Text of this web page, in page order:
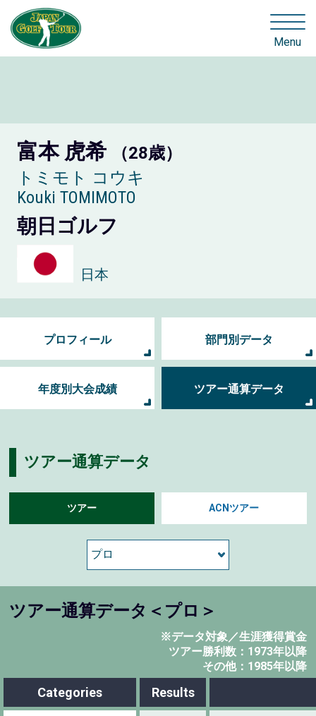
Menu
富本 虎希
（28歳）
トミモト コウキ
Kouki TOMIMOTO
朝日ゴルフ
日本
プロフィール 部門別データ
年度別大会成績 ツアー通算データ
ツアー通算データ
ツアー ACNツアー
ツアー通算データ＜プロ＞
※データ対象／生涯獲得賞金
ツアー勝利数：1973年以降
その他：1985年以降
Categories Results